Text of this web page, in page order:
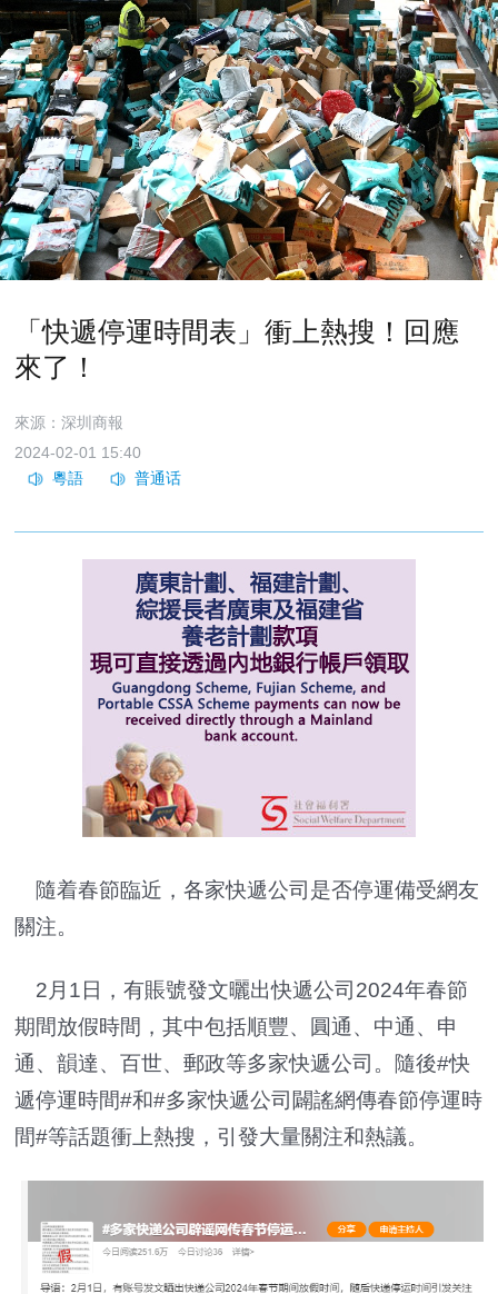
​「快遞停運時間表」衝上熱搜！回應
來了！
來源：深圳商報
2024-02-01 15:40
隨着春節臨近，各家快遞公司是否停運備受網友
關注。
2月1日，有賬號發文曬出快遞公司2024年春節
期間放假時間，其中包括順豐、圓通、中通、申
通、韻達、百世、郵政等多家快遞公司。隨後#快
遞停運時間#和#多家快遞公司闢謠網傳春節停運時
間#等話題衝上熱搜，引發大量關注和熱議。